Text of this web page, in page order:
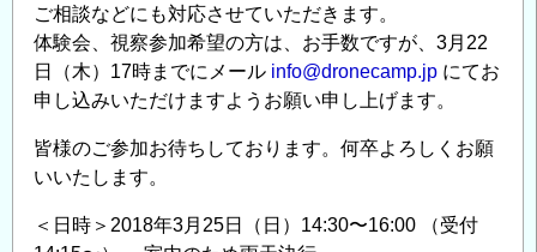
い
て
の
ご相談などにも対応させていただきます。
体験会、視察参加希望の方は、お手数ですが、3月22
日（木）17時までにメール info@dronecamp.jp にてお
申し込みいただけますようお願い申し上げます。
皆様のご参加お待ちしております。何卒よろしくお願
いいたします。
＜日時＞2018年3月25日（日）14:30〜16:00 （受付